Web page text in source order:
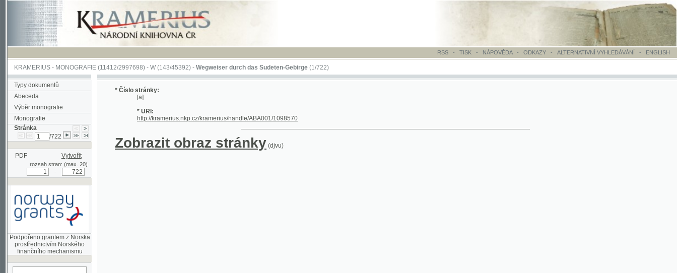
RSS - TISK-NÁPOVĚDA - ODKAZY - ALTERNATIVNÍ VYHLEDÁVÁNÍ- ENGLISH
KRAMERIUS-MONOGRAFIE(11412/2997698) -W (143/45392)-Wegweiser durch das Sudeten-Gebirge(1/722)
Typy dokumentů
Abeceda
Výběr monografie
Monografie
Stránka
/722
PDF Vytvořit
rozsah stran: (max. 20)
Podpořeno grantem z Norska
prostřednictvím Norského
hledat na aktuální
stránce
* Číslo stránky:
[a]
* URI:
http://kramerius.nkp.cz/kramerius/handle/ABA001/1098570
Zobrazit obraz stránky